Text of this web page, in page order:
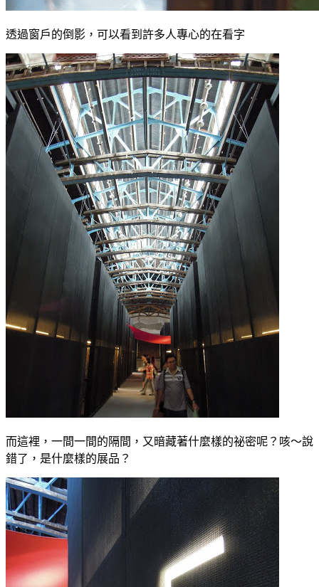
透過窗戶的倒影，可以看到許多人專心的在看字
而這裡，一間一間的隔間，又暗藏著什麼樣的祕密呢？咳～說
錯了，是什麼樣的展品？